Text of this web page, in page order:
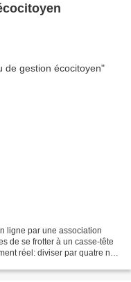
ligne par une association
de se frotter à un casse-tête
réel: diviser par quatre nos